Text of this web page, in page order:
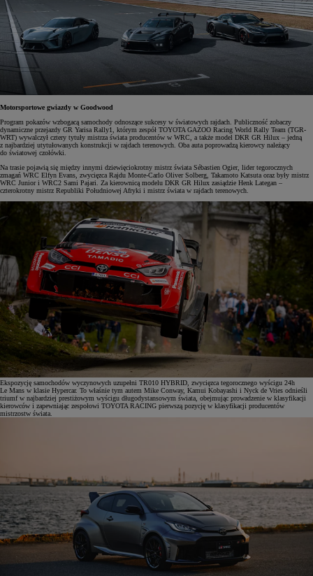
Motorsportowe gwiazdy w Goodwood
Program pokazów wzbogacą samochody odnoszące sukcesy w światowych rajdach. Publiczność zobaczy
dynamiczne przejazdy GR Yarisa Rally1, którym zespół TOYOTA GAZOO Racing World Rally Team (TGR-
WRT) wywalczył cztery tytuły mistrza świata producentów w WRC, a także model DKR GR Hilux – jedną
z najbardziej utytułowanych konstrukcji w rajdach terenowych. Oba auta poprowadzą kierowcy należący
do światowej czołówki.
Na trasie pojawią się między innymi dziewięciokrotny mistrz świata Sébastien Ogier, lider tegorocznych
zmagań WRC Elfyn Evans, zwycięzca Rajdu Monte-Carlo Oliver Solberg, Takamoto Katsuta oraz były mistrz
WRC Junior i WRC2 Sami Pajari. Za kierownicą modelu DKR GR Hilux zasiądzie Henk Lategan –
czterokrotny mistrz Republiki Południowej Afryki i mistrz świata w rajdach terenowych.
Ekspozycję samochodów wyczynowych uzupełni TR010 HYBRID, zwycięzca tegorocznego wyścigu 24h
Le Mans w klasie Hypercar. To właśnie tym autem Mike Conway, Kamui Kobayashi i Nyck de Vries odnieśli
triumf w najbardziej prestiżowym wyścigu długodystansowym świata, obejmując prowadzenie w klasyfikacji
kierowców i zapewniając zespołowi TOYOTA RACING pierwszą pozycję w klasyfikacji producentów
mistrzostw świata.